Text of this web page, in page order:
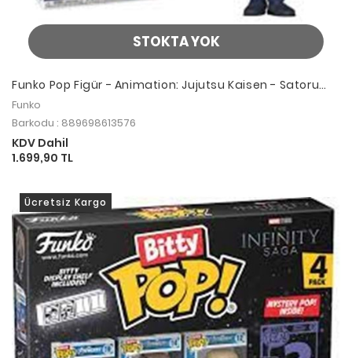
STOKTA YOK
Funko Pop Figür - Animation: Jujutsu Kaisen - Satoru
Gojo
Funko
Barkodu : 889698613576
KDV Dahil
1.699,90 TL
Ücretsiz Kargo